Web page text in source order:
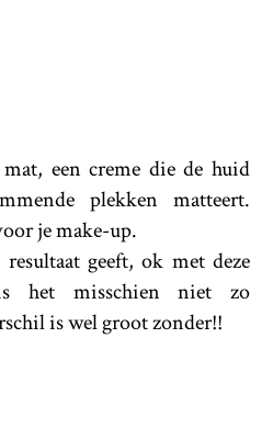
een creme die de huid
plekken matteert.
je make-up.
geeft, ok met deze
is het misschien niet zo
is wel groot zonder!!